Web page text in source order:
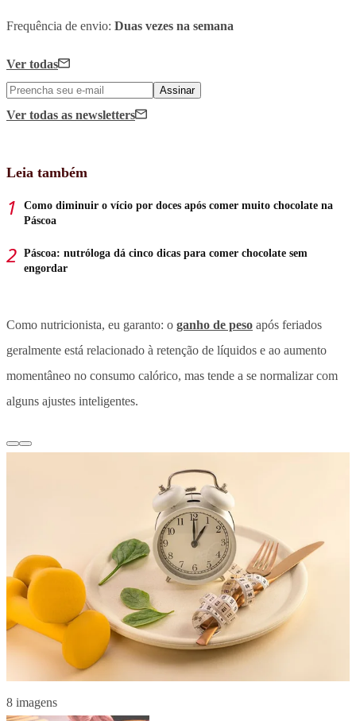
Frequência de envio: Duas vezes na semana
Ver todas
Assinar
Ver todas as newsletters
Leia também
Como diminuir o vício por doces após comer muito chocolate na
Páscoa
Páscoa: nutróloga dá cinco dicas para comer chocolate sem
engordar
Como nutricionista, eu garanto: o ganho de peso após feriados
geralmente está relacionado à retenção de líquidos e ao aumento
momentâneo no consumo calórico, mas tende a se normalizar com
alguns ajustes inteligentes.
8 imagens